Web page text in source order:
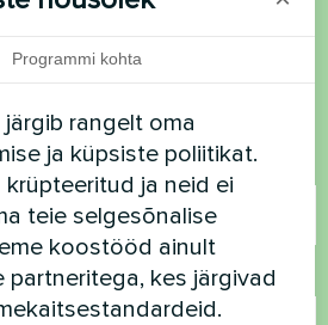
ja me aitame teid
Programmi kohta
rangelt oma
ja küpsiste poliitikat.
ja neid ei
teie selgesõnalise
koostööd ainult
partneritega, kes järgivad